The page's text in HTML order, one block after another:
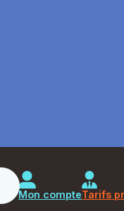
Rechercher
Mon compteTarifs